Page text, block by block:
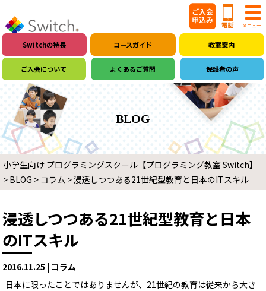
Switchの特長 コースガイド 教室案内
ご入会について よくあるご質問 保護者の声
BLOG
小学生向け プログラミングスクール【プログラミング教室 Switch】
> BLOG > コラム >浸透しつつある21世紀型教育と日本のITスキル
浸透しつつある21世紀型教育と日本
のITスキル
2016.11.25 | コラム
日本に限ったことではありませんが、21世紀の教育は従来から大き